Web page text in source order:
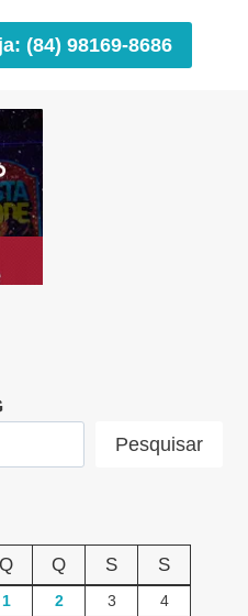
(84) 98169-8686
Pesquisar
Q Q S S
1 2 3
4